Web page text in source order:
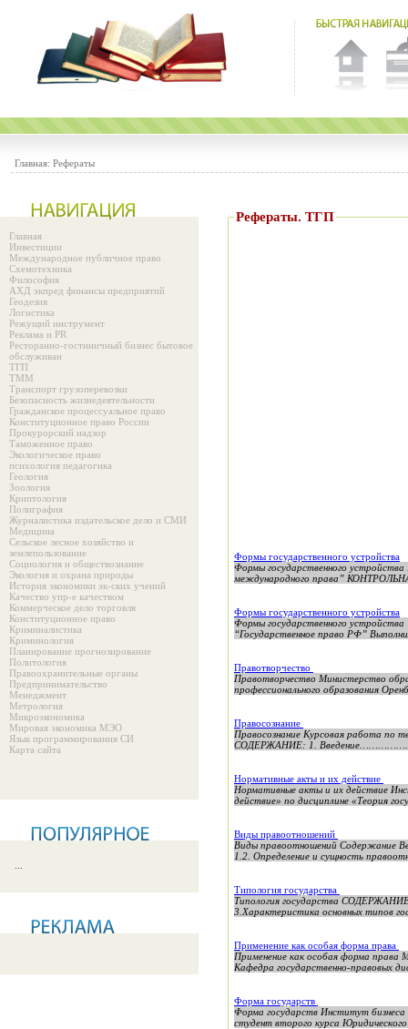
Главная: Рефераты
Главная
Инвестиции
Международное публичное право
Схемотехника
Философия
АХД экпред финансы предприятий
Геодезия
Логистика
Режущий инструмент
Реклама и PR
Ресторанно-гостиничный бизнес бытовое
обслуживан
ТГП
ТММ
Транспорт грузоперевозки
Безопасность жизнедеятельности
Гражданское процессуальное право
Конституционное право России
Прокурорский надзор
Таможенное право
Экологическое право
психология педагогика
Геология
Зоология
Криптология
Полиграфия
Журналистика издательское дело и СМИ
Медицина
Сельское лесное хозяйство и
землепользование
Социология и обществознание
Экология и охрана природы
История экономики эк-ских учений
Качество упр-е качеством
Коммерческое дело торговля
Конституционное право
Криминалистика
Криминология
Планирование прогнозирование
Политология
Правоохранительные органы
Предпринимательство
Менеджмент
Метрология
Микроэкономика
Мировая экономика МЭО
Язык программирования СИ
Карта сайта
Рефераты. ТГП
Формы государственного устройства
Формы государственного
международного права”
Формы государственного устройства
Формы государственного
“Государственное право РФ”
Правотворчество
Правотворчество Министерство
профессионального образования
Правосознание
Правосознание Курсовая работа по
СОДЕРЖАНИЕ: 1.
Нормативные акты и их действие
Нормативные акты и их действие
действие» по дисциплине «Теория
Виды правоотношений
Виды правоотношений Содержание
1.2. Определение и сущность
Типология государства
Типология государства
3.Характеристика основных типов
Применение как особая форма права
Применение как особая форма права
Кафедра государственно-правовых
Форма государств
Форма государств Институт
студент второго курса